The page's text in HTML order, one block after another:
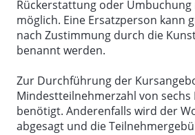
Rückerstattung oder
möglich. Eine Ersatzperson kann
nach Zustimmung durch die
benannt werden.
Zur Durchführung der
Mindestteilnehmerzahl von sechs
benötigt. Anderenfalls wird der
abgesagt und die